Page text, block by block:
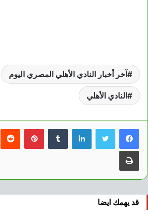
آخر أخبار النادي الأهلي المصري اليوم
النادي الأهلي
لينكدإن بينتيريست
طباعة
قد يهمك ايضا